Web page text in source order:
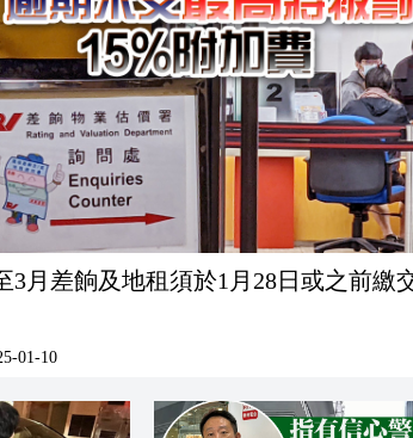
3月差餉及地租須於1月28日或之前繳
01-10